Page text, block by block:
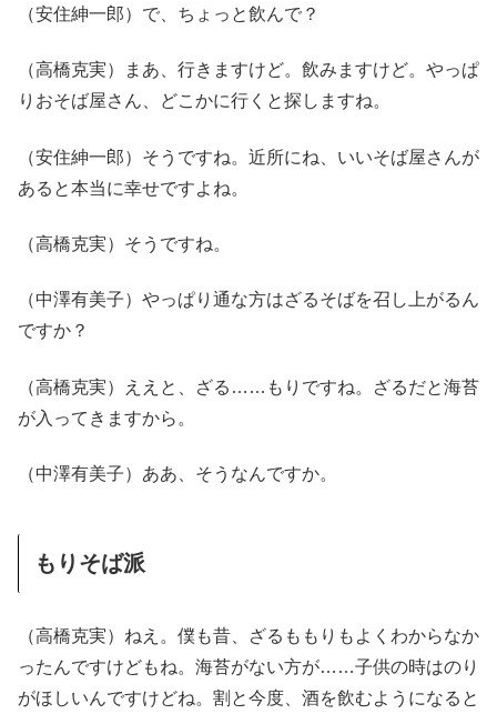
（安住紳一郎）で、ちょっと飲んで？
（高橋克実）まあ、行きますけど。飲みますけど。やっぱ
りおそば屋さん、どこかに行くと探しますね。
（安住紳一郎）そうですね。近所にね、いいそば屋さんが
あると本当に幸せですよね。
（高橋克実）そうですね。
（中澤有美子）やっぱり通な方はざるそばを召し上がるん
ですか？
（高橋克実）ええと、ざる……もりですね。ざるだと海苔
が入ってきますから。
（中澤有美子）ああ、そうなんですか。
もりそば派
（高橋克実）ねえ。僕も昔、ざるももりもよくわからなか
ったんですけどもね。海苔がない方が……子供の時はのり
がほしいんですけどね。割と今度、酒を飲むようになると